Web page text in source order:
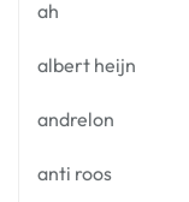
ah
albert heijn
andrelon
anti roos